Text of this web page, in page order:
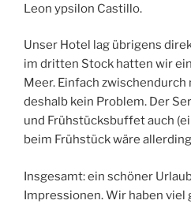
Leon ypsilon Castillo.
Unser Hotel lag übrigens
im dritten Stock hatten wir
Meer. Einfach
deshalb kein Problem. Der
und Frühstücksbuffet auch
beim Frühstück wäre
Insgesamt: ein schöner
Impressionen. Wir haben viel